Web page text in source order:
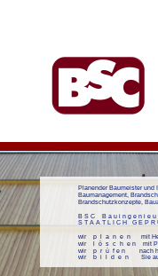
Planender Baumeister und
Baumanagement,
Brandschutzkonzepte,
B S C B a u i n g e n i e
S T A A T L I C H G E P R
wir p l a n e n mit Herz
wir l ö s c h e n mit
wir p r ü f e n nach
wir b i l d e n Sie aus -